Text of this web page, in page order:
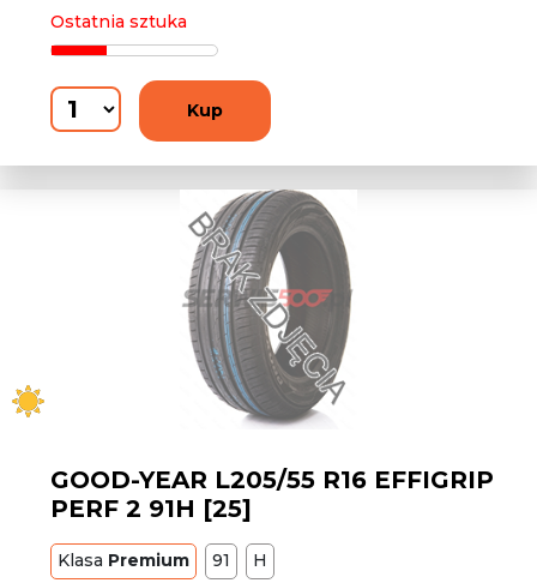
Ostatnia sztuka
Kup
GOOD-YEAR L205/55 R16 EFFIGRIP
PERF 2 91H [25]
Klasa Premium 91 H